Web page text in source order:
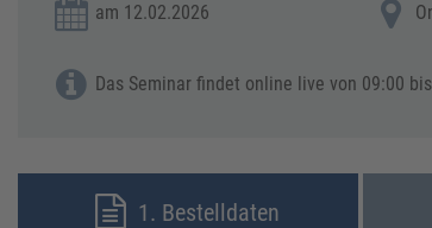
am 12.02.2026
Das Seminar findet online live von 09:00
1. Bestelldaten